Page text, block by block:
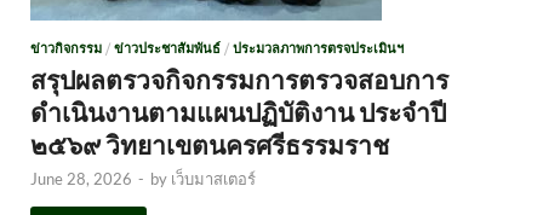
ข่าวกิจกรรม / ข่าวประชาสัมพันธ์ / ประมวลภาพการตรจประเมินฯ
สรุปผลตรวจกิจกรรมการตรวจสอบการ
ดำเนินงานตามแผนปฏิบัติงาน ประจำปี
๒๕๖๙ วิทยาเขตนครศรีธรรมราช
June 28, 2026 - by เว็บมาสเตอร์